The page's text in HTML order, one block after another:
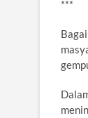
***